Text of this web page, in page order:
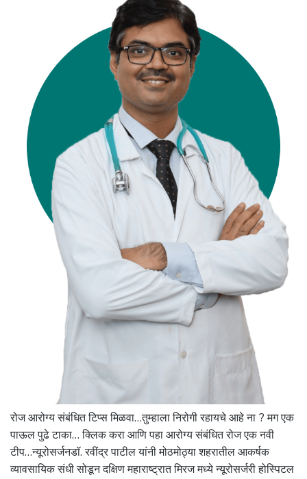
रोज आरोग्य संबंधित टिप्स मिळवा…तुम्हाला निरोगी रहायचे आहे ना ? मग एक
पाऊल पुढे टाका… क्लिक करा आणि पहा आरोग्य संबंधित रोज एक नवी
टीप…न्यूरोसर्जनडॉ. रवींद्र पाटील यांनी मोठमोठ्या शहरातील आकर्षक
व्यावसायिक संधी सोडून दक्षिण महाराष्ट्रात मिरज मध्ये न्यूरोसर्जरी होस्पिटल